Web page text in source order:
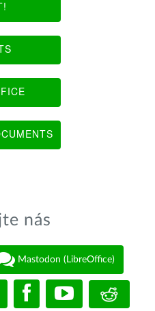
nás
Mastodon (LibreOffice)